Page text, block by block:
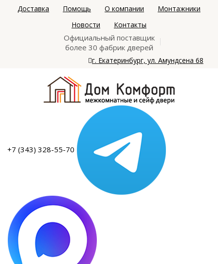
Доставка Помощь О компании
Монтажники
Новости
Контакты
Официальный поставщик
более 30 фабрик дверей
г. Екатеринбург, ул. Амундсена 68
+7 (343) 328-55-70